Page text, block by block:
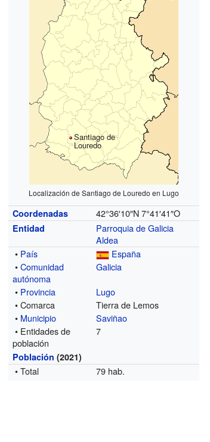
Santiago de
Louredo
Localización de Santiago de Louredo en Lugo
Coordenadas 42°36′10″N 7°41′41″O
Entidad
Parroquia de Galicia
Aldea
• País
España
•Comunidad
autónoma
Galicia
• Provincia
Lugo
• Comarca
Tierra de Lemos
• Municipio
Saviñao
• Entidades de
población
7
Población (2021)
• Total 79 hab.